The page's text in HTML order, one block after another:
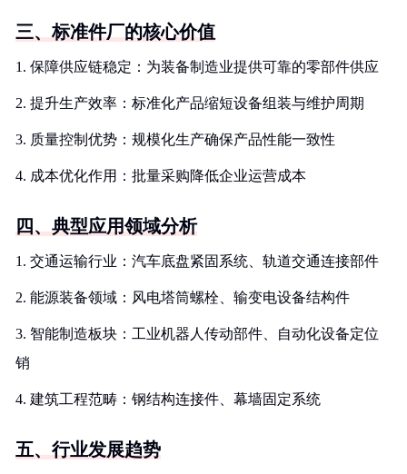
三、标准件厂的核心价值
1. 保障供应链稳定：为装备制造业提供可靠的零部件供应
2. 提升生产效率：标准化产品缩短设备组装与维护周期
3. 质量控制优势：规模化生产确保产品性能一致性
4. 成本优化作用：批量采购降低企业运营成本
四、典型应用领域分析
1. 交通运输行业：汽车底盘紧固系统、轨道交通连接部件
2. 能源装备领域：风电塔筒螺栓、输变电设备结构件
3. 智能制造板块：工业机器人传动部件、自动化设备定位
销
4. 建筑工程范畴：钢结构连接件、幕墙固定系统
五、行业发展趋势